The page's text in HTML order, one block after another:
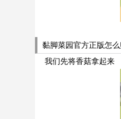
黏脚菜园官方正版怎
我们先将香菇拿起来